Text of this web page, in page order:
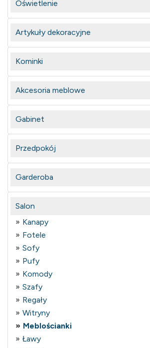
Oświetlenie
Artykuły dekoracyjne
Kominki
Akcesoria meblowe
Gabinet
Przedpokój
Garderoba
Salon
Kanapy
Fotele
Sofy
Pufy
Komody
Szafy
Regały
Witryny
Meblościanki
Ławy